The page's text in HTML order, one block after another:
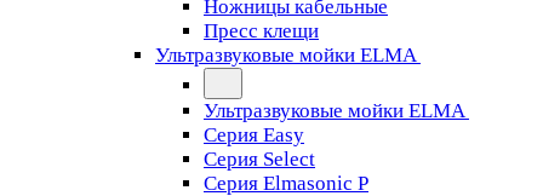
Ножницы кабельные
Пресс клещи
Ультразвуковые мойки ELMA
Ультразвуковые мойки ELMA
Серия Easy
Серия Select
Серия Elmasonic P